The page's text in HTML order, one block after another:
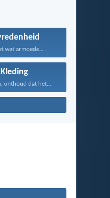
wat armoede...
Kleding
onthoud dat het...